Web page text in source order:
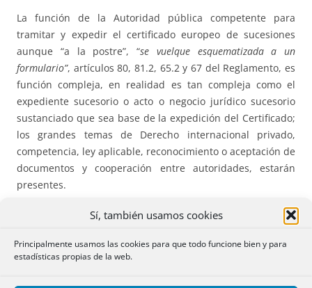
Sí, también usamos cookies
Principalmente usamos las cookies para que todo funcione bien y para
estadísticas propias de la web.
La función de la Autoridad pública competente para
tramitar y expedir el certificado europeo de sucesiones
aunque “a la postre”, “se vuelque esquematizada a un
formulario”, artículos 80, 81.2, 65.2 y 67 del Reglamento, es
función compleja, en realidad es tan compleja como el
expediente sucesorio o acto o negocio jurídico sucesorio
sustanciado que sea base de la expedición del Certificado;
los grandes temas de Derecho internacional privado,
competencia, ley aplicable, reconocimiento o aceptación de
documentos y cooperación entre autoridades, estarán
presentes.
Europa aboga por el principio de unidad sucesoria, una
como nexo general a efectos de determinar la Ley
causante en el momento del fallecimiento, artículo 21.1 del